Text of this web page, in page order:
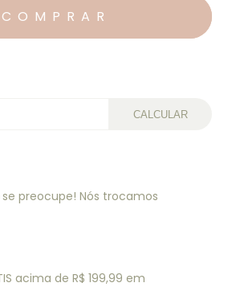
CALCULAR
preocupe! Nós trocamos
acima de R$ 199,99 em